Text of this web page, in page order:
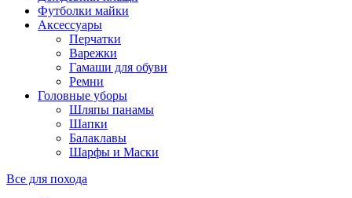
Футболки майки
Аксессуары
Перчатки
Варежки
Гамаши для обуви
Ремни
Головные уборы
Шляпы панамы
Шапки
Балаклавы
Шарфы и Маски
Все для похода